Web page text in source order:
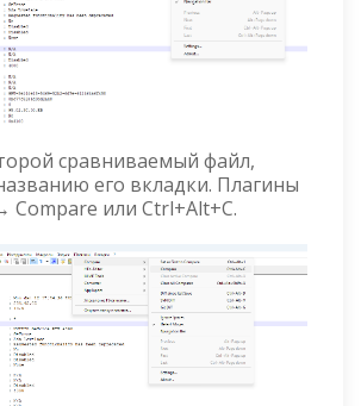
сравниваемый файл,
его вкладки. Плагины
Compare или Ctrl+Alt+C.